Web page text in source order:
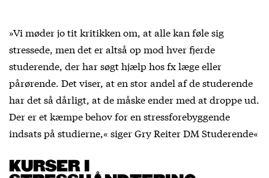
»Vi møder jo tit kritikken om, at alle kan føle sig
stressede, men det er altså op mod hver fjerde
studerende, der har søgt hjælp hos fx læge eller
pårørende. Det viser, at en stor andel af de studerende
har det så dårligt, at de måske ender med at droppe ud.
Der er et kæmpe behov for en stressforebyggende
indsats på studierne,« siger Gry Reiter DM Studerende«
KURSER I